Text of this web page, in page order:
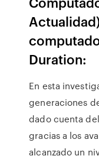
Duration:
En esta
generaciones
dado cuenta
gracias a los
alcanzado un